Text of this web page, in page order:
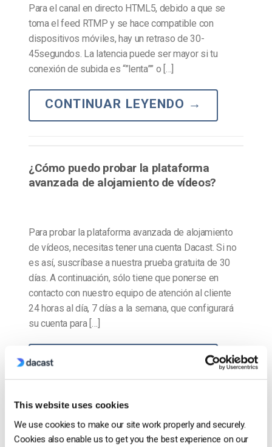
This website uses cookies
We use cookies to make our site work properly and securely.
Cookies also enable us to get you the best experience on our
Para el canal en directo HTML5, debido a que se
toma el feed RTMP y se hace compatible con
dispositivos móviles, hay un retraso de 30-
45segundos. La latencia puede ser mayor si tu
conexión de subida es “”lenta”” o […]
CONTINUAR LEYENDO →
¿Cómo puedo probar la plataforma
avanzada de alojamiento de vídeos?
Para probar la plataforma avanzada de alojamiento
de vídeos, necesitas tener una cuenta Dacast. Si no
es así, suscríbase a nuestra prueba gratuita de 30
días. A continuación, sólo tiene que ponerse en
contacto con nuestro equipo de atención al cliente
24 horas al día, 7 días a la semana, que configurará
su cuenta para […]
CONTINUAR LEYENDO
… 15